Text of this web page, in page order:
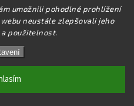
umožnili pohodlné prohlížení
neustále zlepšovali jeho
použitelnost.
zavřeno z důvodu
objednávky
17.8.2026. Děkujeme za
cookies